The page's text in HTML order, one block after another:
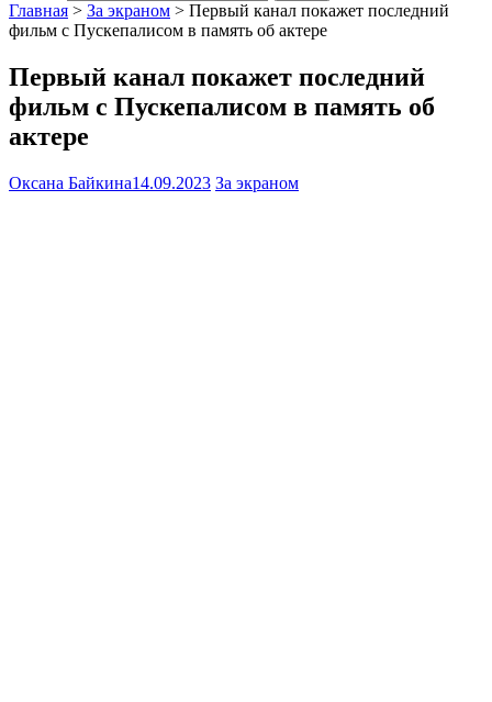
Главная > За экраном > Первый канал покажет последний
фильм с Пускепалисом в память об актере
Первый канал покажет последний
фильм с Пускепалисом в память об
актере
Оксана Байкина14.09.2023 За экраном